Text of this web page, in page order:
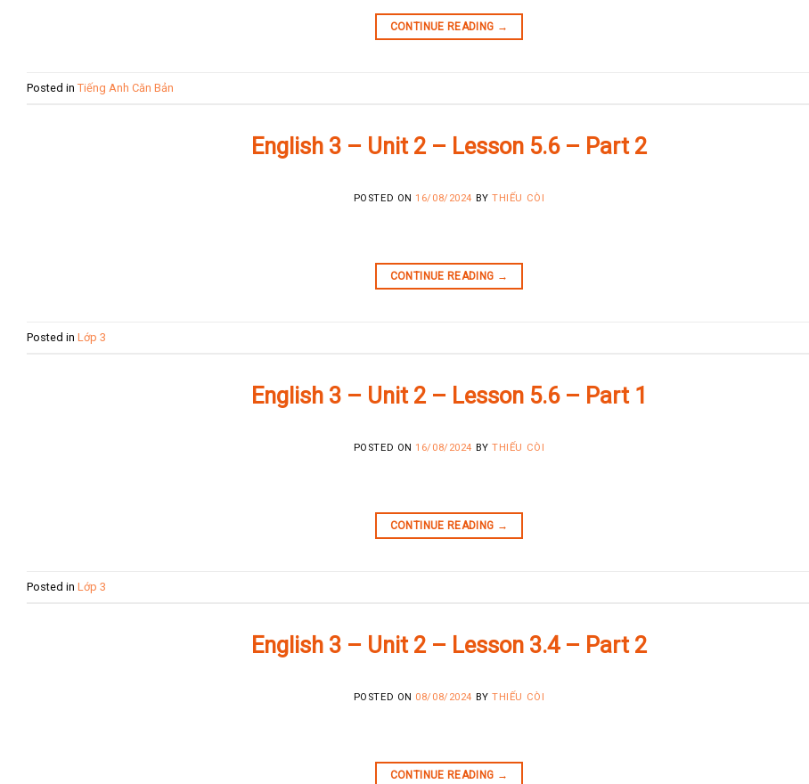
CONTINUE READING →
Posted in Tiếng Anh Căn Bản
English 3 – Unit 2 – Lesson 5.6 – Part 2
POSTED ON 16/08/2024 BYTHIẾU CÒI
CONTINUE READING →
Posted in Lớp 3
English 3 – Unit 2 – Lesson 5.6 – Part 1
POSTED ON 16/08/2024 BYTHIẾU CÒI
CONTINUE READING →
Posted in Lớp 3
English 3 – Unit 2 – Lesson 3.4 – Part 2
POSTED ON 08/08/2024 BYTHIẾU CÒI
CONTINUE READING →